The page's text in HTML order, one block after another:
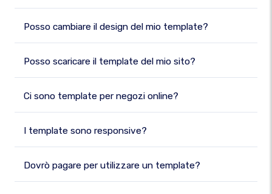
Posso cambiare il design del mio template?
Posso scaricare il template del mio sito?
Ci sono template per negozi online?
I template sono responsive?
Dovrò pagare per utilizzare un template?